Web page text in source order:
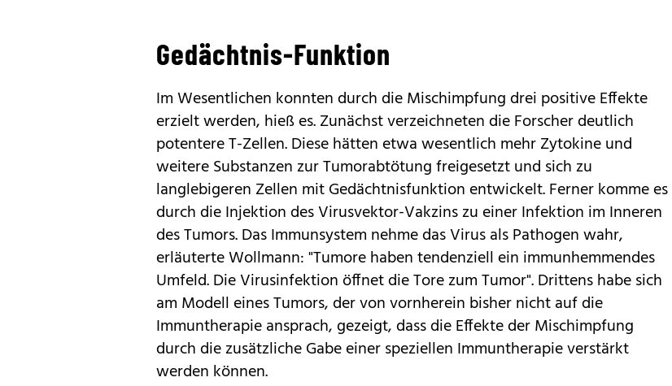
Gedächtnis-Funktion
Im Wesentlichen konnten durch die Mischimpfung drei positive Effekte
erzielt werden, hieß es. Zunächst verzeichneten die Forscher deutlich
potentere T-Zellen. Diese hätten etwa wesentlich mehr Zytokine und
weitere Substanzen zur Tumorabtötung freigesetzt und sich zu
langlebigeren Zellen mit Gedächtnisfunktion entwickelt. Ferner komme es
durch die Injektion des Virusvektor-Vakzins zu einer Infektion im Inneren
des Tumors. Das Immunsystem nehme das Virus als Pathogen wahr,
erläuterte Wollmann: "Tumore haben tendenziell ein immunhemmendes
Umfeld. Die Virusinfektion öffnet die Tore zum Tumor". Drittens habe sich
am Modell eines Tumors, der von vornherein bisher nicht auf die
Immuntherapie ansprach, gezeigt, dass die Effekte der Mischimpfung
durch die zusätzliche Gabe einer speziellen Immuntherapie verstärkt
werden können.